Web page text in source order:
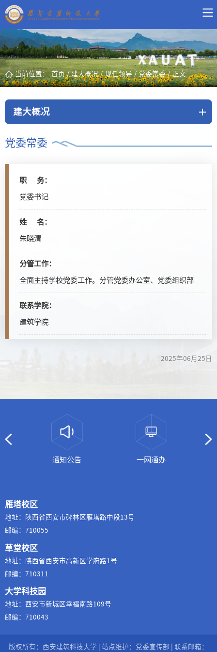
当前位置： 首页 / 建大概况 / 现任领导 / 党委常委 / 正文
建大概况
党委常委
职 务：
党委书记
姓 名：
朱晓渭
分管工作：
全面主持学校党委工作。分管党委办公室、党委组织部
联系学院：
建筑学院
2025年06月25日
通知公告 一网通办
雁塔校区
地址：陕西省西安市碑林区雁塔路中段13号
邮编：710055
草堂校区
地址：陕西省西安市高新区学府路1号
邮编：710311
大学科技园
地址：西安市新城区幸福南路109号
邮编：710043
版权所有：西安建筑科技大学 | 站点维护：党委宣传部 | 联系邮箱：